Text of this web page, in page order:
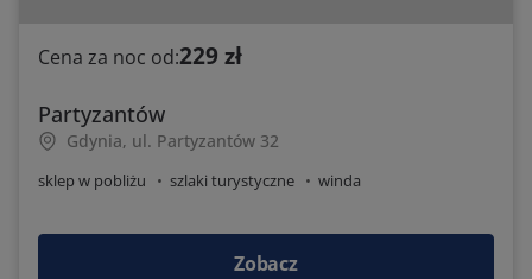
Cena za noc od:229 zł
Partyzantów
Gdynia, ul. Partyzantów 32
sklep w pobliżu szlaki turystyczne winda
Zobacz